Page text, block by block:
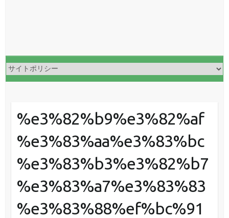
%e3%82%b9%e3%82%af
%e3%83%aa%e3%83%bc
%e3%83%b3%e3%82%b7
%e3%83%a7%e3%83%83
%e3%83%88%ef%bc%91